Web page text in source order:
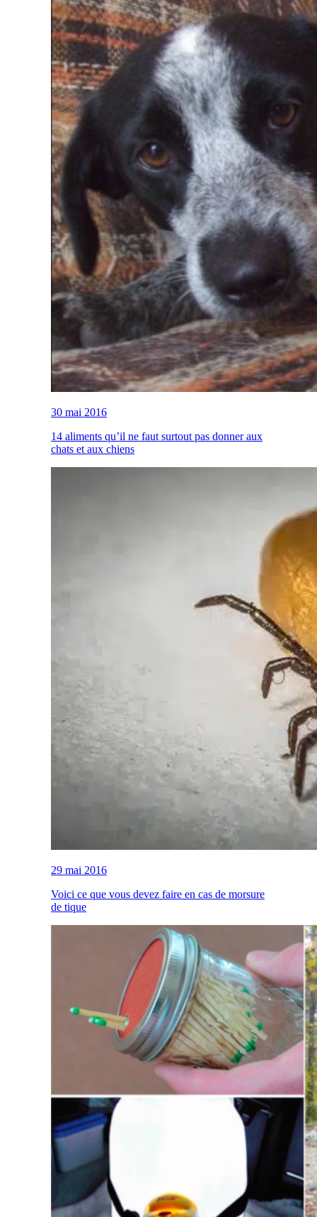
30 mai 2016
14 aliments qu’il ne faut surtout pas donner aux
chats et aux chiens
29 mai 2016
Voici ce que vous devez faire en cas de morsure
de tique